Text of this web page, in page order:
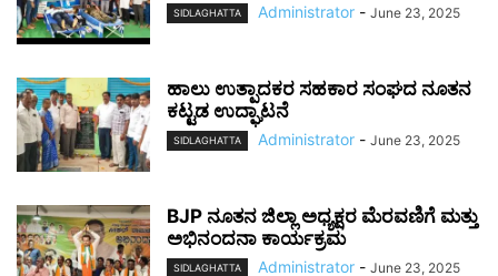
SIDLAGHATTA Administrator - June 23, 2025
ಹಾಲು ಉತ್ಪಾದಕರ ಸಹಕಾರ ಸಂಘದ ನೂತನ
ಕಟ್ಟಡ ಉದ್ಘಾಟನೆ
SIDLAGHATTA Administrator - June 23, 2025
BJP ನೂತನ ಜಿಲ್ಲಾ ಅಧ್ಯಕ್ಷರ ಮೆರವಣಿಗೆ ಮತ್ತು
ಅಭಿನಂದನಾ ಕಾರ್ಯಕ್ರಮ
SIDLAGHATTA Administrator - June 23, 2025